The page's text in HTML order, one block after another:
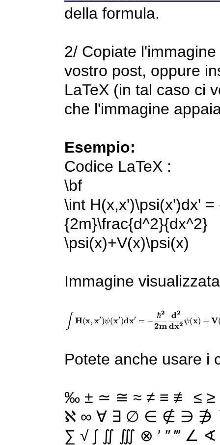
della formula.
2/ Copiate
vostro post, oppure
LaTeX (in tal caso ci
che l'immagine
Esempio:
Codice LaTeX :
\bf
\int H(x,x')\psi(x')dx'
{2m}\frac{d^2}{dx^2}
\psi(x)+V(x)\psi(x)
Immagine
Potete anche usare i
‰ ± ≃ ≅ ≈ ≠ ≡ ≢ ≤
ℵ ∞ ∀ ∃ ∅ ∈ ∉ ∋ ∌
∑ √ ∫ ∬ ∭ ⊗ ′ ″ ‴ ∠